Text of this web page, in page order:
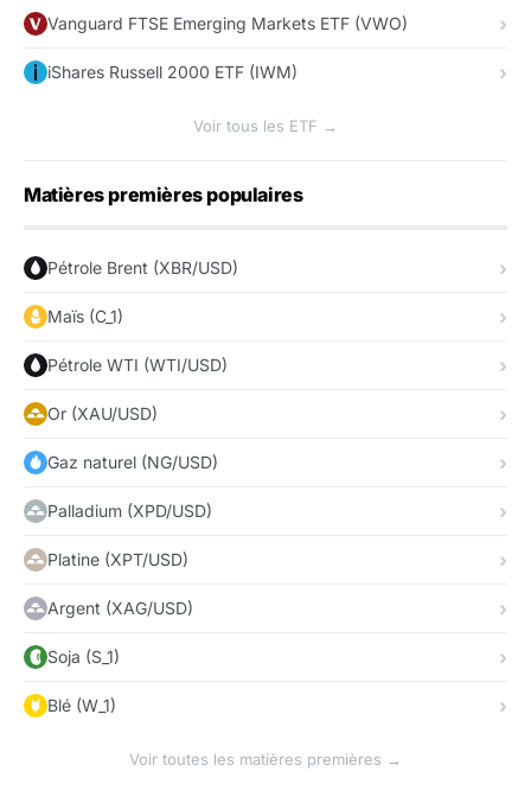
Vanguard FTSE Emerging Markets ETF (VWO)
iShares Russell 2000 ETF (IWM)
Voir tous les ETF →
Matières premières populaires
Pétrole Brent (XBR/USD)
Maïs (C_1)
Pétrole WTI (WTI/USD)
Or (XAU/USD)
Gaz naturel (NG/USD)
Palladium (XPD/USD)
Platine (XPT/USD)
Argent (XAG/USD)
Soja (S_1)
Blé (W_1)
Voir toutes les matières premières →